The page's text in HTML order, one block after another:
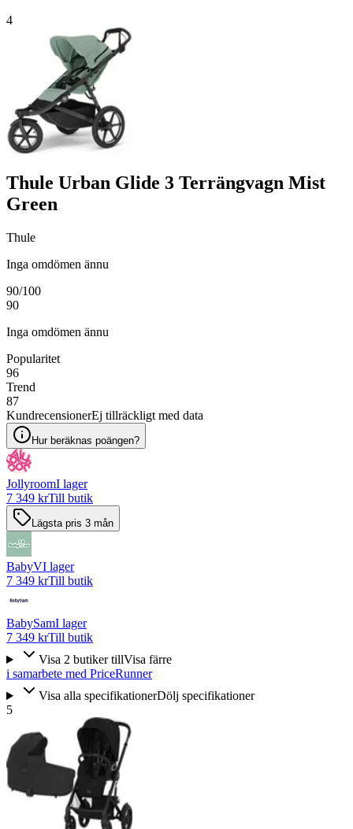
4
Thule Urban Glide 3 Terrängvagn Mist
Green
Thule
Inga omdömen ännu
90/100
90
Inga omdömen ännu
Popularitet
96
Trend
87
KundrecensionerEj tillräckligt med data
Hur beräknas poängen?
JollyroomI lager
7 349 krTill butik
Lägsta pris 3 mån
BabyVI lager
7 349 krTill butik
BabySamI lager
7 349 krTill butik
Visa 2 butiker tillVisa färre
i samarbete med PriceRunner
Visa alla specifikationerDölj specifikationer
5